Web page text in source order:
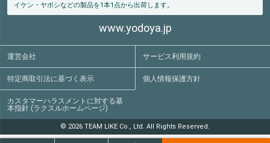
イケン・ヤボシなどの製品を1本1点から出荷します。
www.yodoya.jp
運営会社 サービス利用規約
特定商取引法に基づく表示 個人情報保護方針
カスタマーハラスメントに対する基
本指針 (ラクスルホームページ)
© 2026 TEAM LIKE Co., Ltd. All Rights Reserved.